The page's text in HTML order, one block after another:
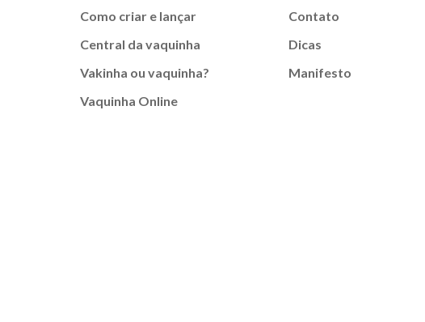
Como criar e lançar
Central da vaquinha
Vakinha ou vaquinha?
Vaquinha Online
Contato
Dicas
Manifesto